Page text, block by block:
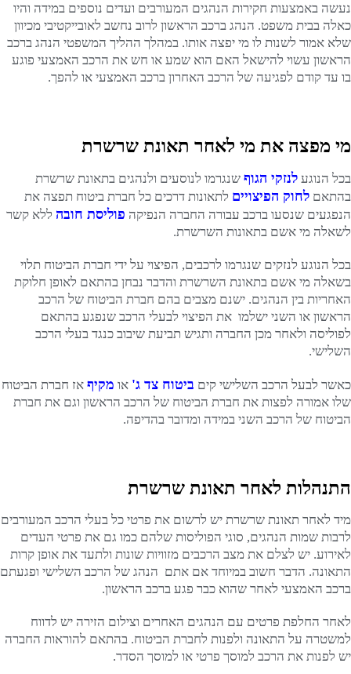
נעשה באמצעות חקירות הנהגים המעורבים ועדים נוספים במידה והיו
כאלה בבית משפט. הנהג ברכב הראשון לרוב נחשב לאובייקטיבי מכיוון
שלא אמור לשנות לו מי יפצה אותו. במהלך ההליך המשפטי הנהג ברכב
הראשון עשוי להישאל האם הוא שמע או חש את הרכב האמצעי פוגע
בו עד קודם לפגיעה של הרכב האחרון ברכב האמצעי או להפך.
מי מפצה את מי לאחר תאונת שרשרת
בכל הנוגע לנזקי הגוף שנגרמו לנוסעים ולנהגים בתאונת שרשרת
בהתאם לחוק הפיצויים לתאונות דרכים כל חברת ביטוח תפצה את
הנפגעים שנסעו ברכב עבורה החברה הנפיקה פוליסת חובה ללא קשר
לשאלה מי אשם בתאונות השרשרת.
בכל הנוגע לנזקים שנגרמו לרכבים, הפיצוי על ידי חברת הביטוח תלוי
בשאלה מי אשם בתאונת השרשרת והדבר נבחן בהתאם לאופן חלוקת
האחריות בין הנהגים. ישנם מצבים בהם חברת הביטוח של הרכב
הראשון או השני ישלמו את הפיצוי לבעלי הרכב שנפגע בהתאם
לפוליסה ולאחר מכן החברה ותגיש תביעת שיבוב כנגד בעלי הרכב
השלישי.
כאשר לבעל הרכב השלישי קים ביטוח צד ג' או מקיף אז חברת הביטוח
שלו אמורה לפצות את חברת הביטוח של הרכב הראשון וגם את חברת
הביטוח של הרכב השני במידה ומדובר בהדיפה.
התנהלות לאחר תאונת שרשרת
מיד לאחר תאונת שרשרת יש לרשום את פרטי כל בעלי הרכב המעורבים
לרבות שמות הנהגים, סוגי הפוליסות שלהם כמו גם את פרטי העדים
לאירוע. יש לצלם את מצב הרכבים מזוויות שונות ולתעד את אופן קרות
התאונה. הדבר חשוב במיוחד אם אתם הנהג של הרכב השלישי ופגעתם
ברכב האמצעי לאחר שהוא כבר פגע ברכב הראשון.
לאחר החלפת פרטים עם הנהגים האחרים וצילום הזירה יש לדווח
למשטרה על התאונה ולפנות לחברת הביטוח. בהתאם להוראות החברה
יש לפנות את הרכב למוסך פרטי או למוסך הסדר.